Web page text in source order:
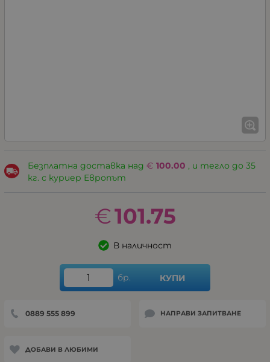
Безплатна доставка над 100.00
€
, и тегло до 35
кг. с куриер Европът
101.75
€
В наличност
бр. КУПИ
0889 555 899 НАПРАВИ ЗАПИТВАНЕ
ДОБАВИ В ЛЮБИМИ